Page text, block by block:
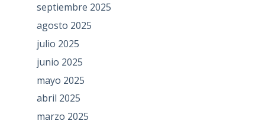
septiembre 2025
agosto 2025
julio 2025
junio 2025
mayo 2025
abril 2025
marzo 2025